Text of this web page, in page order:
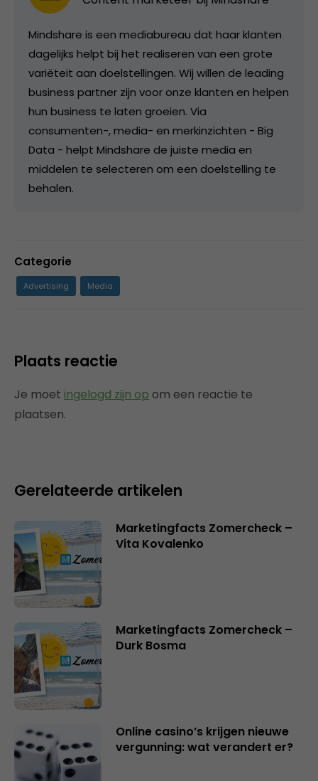
Mindshare is een mediabureau dat haar klanten
dagelijks helpt bij het realiseren van een grote
variëteit aan doelstellingen. Wij willen de leading
business partner zijn voor onze klanten en helpen
hun business te laten groeien. Via
consumenten-, media- en merkinzichten - Big
Data - helpt Mindshare de juiste media en
middelen te selecteren om een doelstelling te
behalen.
Categorie
Advertising Media
Plaats reactie
Je moet ingelogd zijn op om een reactie te
plaatsen.
Gerelateerde artikelen
Marketingfacts Zomercheck –
Vita Kovalenko
Marketingfacts Zomercheck –
Durk Bosma
Online casino’s krijgen nieuwe
vergunning: wat verandert er?